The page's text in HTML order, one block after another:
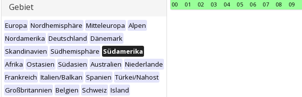
Gebiet
Europa Nordhemisphäre Mitteleuropa Alpen
Nordamerika Deutschland Dänemark
Skandinavien Südhemisphäre Südamerika
Afrika Ostasien Südasien Australien Niederlande
Frankreich Italien/Balkan Spanien Türkei/Nahost
Großbritannien Belgien Schweiz Island
00
01 02 03 04 05 06 07 08 09